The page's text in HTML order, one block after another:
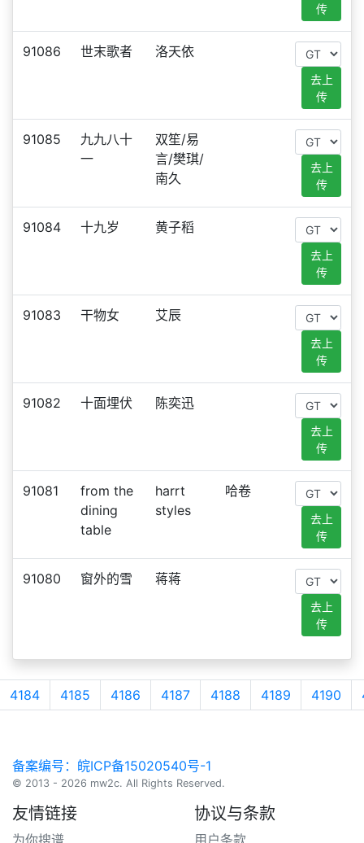
传
91086 世末歌者 洛天依
去上
传
91085
九九八十
一
双笙/易
言/樊琪/
南久
去上
传
91084 十九岁 黄子稻
去上
传
91083 干物女 艾辰
去上
传
91082 十面埋伏 陈奕迅
去上
传
91081
from the
dining
table
harrt
styles
哈卷
去上
传
91080 窗外的雪 蒋蒋
去上
传
4184 4185 4186 4187 4188 4189 4190
备案编号：皖ICP备15020540号-1
© 2013 - 2026 mw2c. All Rights Reserved.
友情链接
为你搜谱
协议与条款
用户条款